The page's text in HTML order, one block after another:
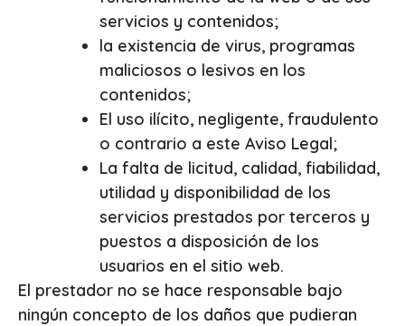
servicios y contenidos;
la existencia de virus, programas
maliciosos o lesivos en los
contenidos;
El uso ilícito, negligente, fraudulento
o contrario a este Aviso Legal;
La falta de licitud, calidad, fiabilidad,
utilidad y disponibilidad de los
servicios prestados por terceros y
puestos a disposición de los
usuarios en el sitio web.
El prestador no se hace responsable bajo
ningún concepto de los daños que pudieran